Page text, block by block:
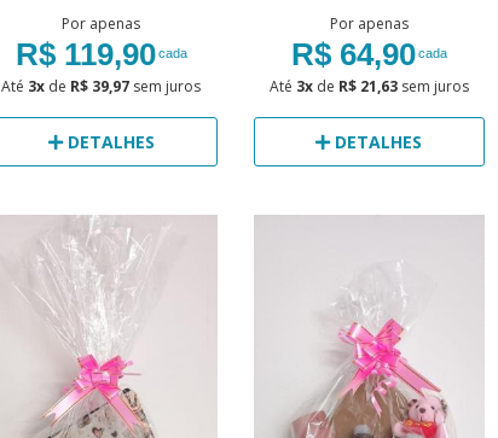
Por apenas
R$ 119,90cada
Até 3x de R$ 39,97 sem juros
DETALHES
Por apenas
R$ 64,90cada
Até 3xde R$ 21,63sem juros
DETALHES